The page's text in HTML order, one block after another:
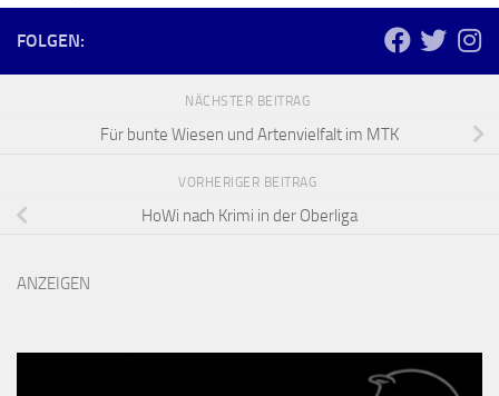
FOLGEN:
NÄCHSTER BEITRAG
Für bunte Wiesen und Artenvielfalt im MTK
VORHERIGER BEITRAG
HoWi nach Krimi in der Oberliga
ANZEIGEN